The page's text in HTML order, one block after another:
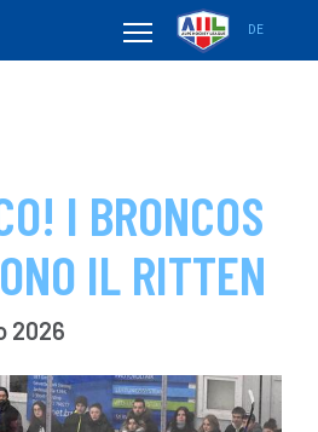
DE
I BRONCOS
IL RITTEN
2026